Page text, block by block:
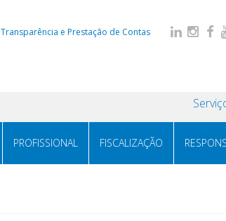
Transparência e Prestação de Contas
PROFISSIONAL FISCALIZAÇÃO